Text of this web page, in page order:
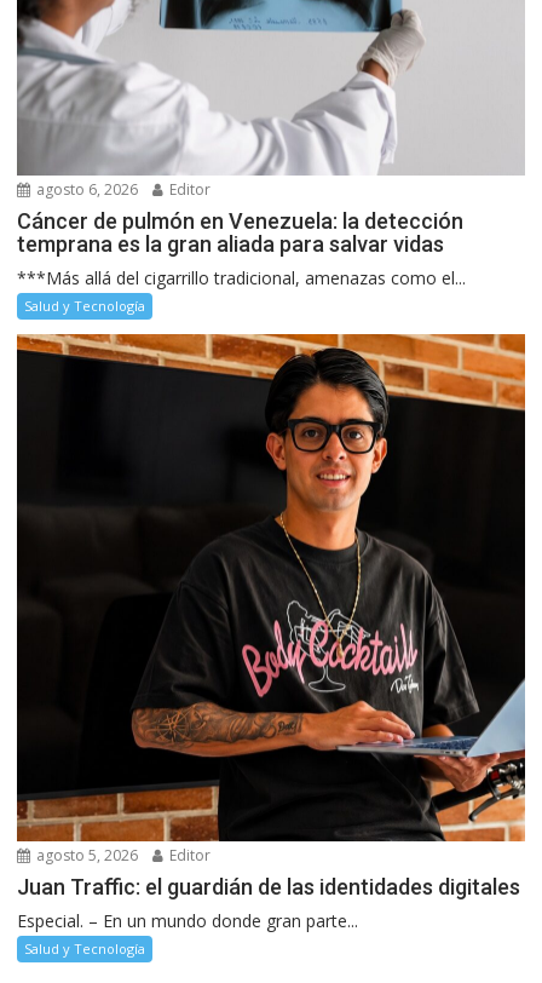
agosto 6, 2026 Editor
Cáncer de pulmón en Venezuela: la detección
temprana es la gran aliada para salvar vidas
***Más allá del cigarrillo tradicional, amenazas como el...
Salud y Tecnología
agosto 5, 2026 Editor
Juan Traffic: el guardián de las identidades digitales
Especial. – En un mundo donde gran parte...
Salud y Tecnología